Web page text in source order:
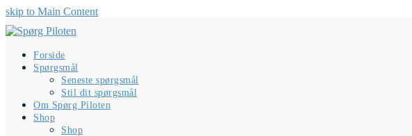
skip to Main Content
Forside
Spørgsmål
Seneste spørgsmål
Stil dit spørgsmål
Om Spørg Piloten
Shop
Shop